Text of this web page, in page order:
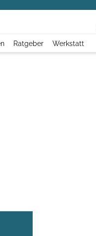
Ratgeber Werkstatt